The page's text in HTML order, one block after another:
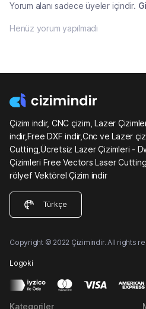
Yorum alanı sadece üyeler içindir.
Henüz yorum yapılmadı
Çizim indir, CNC çizim, Lazer
indir,Free DXF indir,Cnc ve Lazer
Cutting,Ücretsiz Lazer Çizimleri -
Çizimleri Free Vectors Laser
rölyef Vektörel Çizim indir
Türkçe
Copyright © 2022 Çizimindir. All rights
Logoki
Kategoriler